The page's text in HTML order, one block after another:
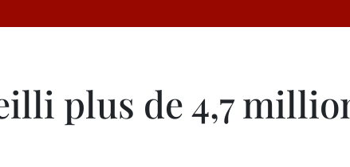
plus de 4,7